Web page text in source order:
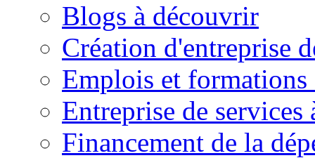
Blogs à découvrir
Création d'entreprise
Emplois et formations
Entreprise de services
Financement de la